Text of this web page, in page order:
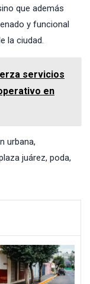
que además
y funcional
la ciudad.
servicios
en
urbana,
juárez, poda,